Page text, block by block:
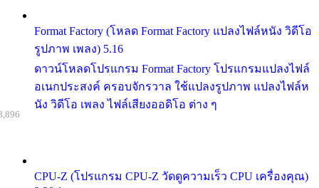
Format Factory (โหลด Format Factory แปลงไฟล์หนัง วิดีโอ
รูปภาพ เพลง) 5.16
ดาวน์โหลดโปรแกรม Format Factory โปรแกรมแปลงไฟล์
อเนกประสงค์ ครอบจักรวาล ใช้แปลงรูปภาพ แปลงไฟล์ห
นัง วิดีโอ เพลง ไฟล์เสียงออดิโอ ต่าง ๆ
CPU-Z (โปรแกรม CPU-Z วัดดูความเร็ว CPU เครื่องคุณ)